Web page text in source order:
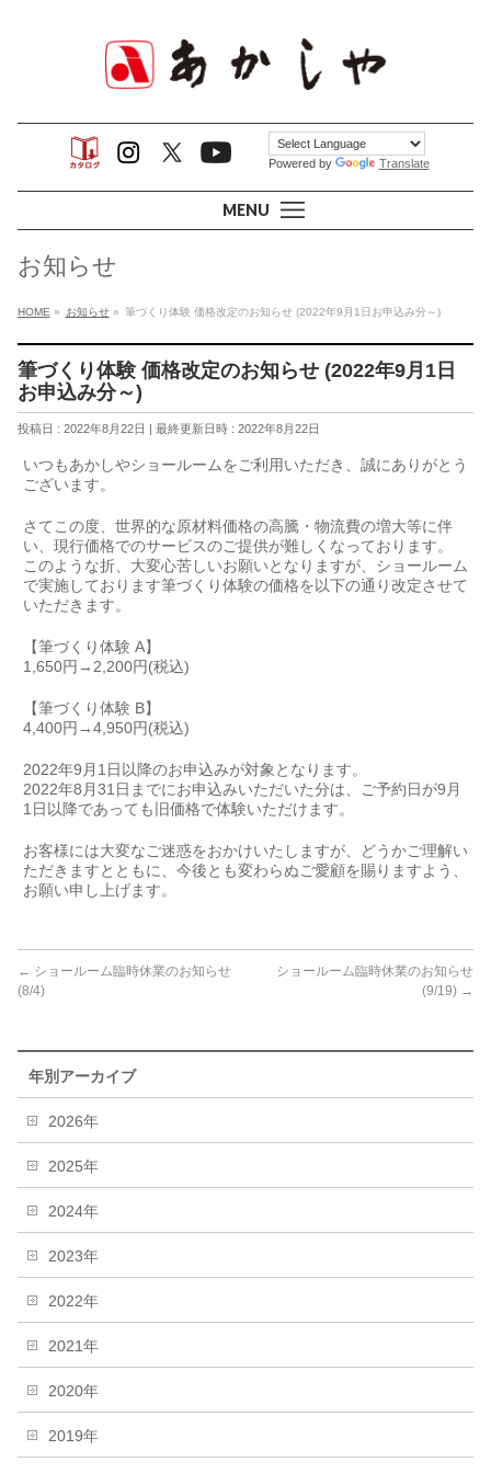
MENU
Powered by Translate
お知らせ
HOME » お知らせ» 筆づくり体験 価格改定のお知らせ (2022年9月1日お申込み分～)
筆づくり体験 価格改定のお知らせ (2022年9月1日
お申込み分～)
投稿日 : 2022年8月22日 最終更新日時 : 2022年8月22日
いつもあかしやショールームをご利用いただき、誠にありがとう
ございます。
さてこの度、世界的な原材料価格の高騰・物流費の増大等に伴
い、現行価格でのサービスのご提供が難しくなっております。
このような折、大変心苦しいお願いとなりますが、ショールーム
で実施しております筆づくり体験の価格を以下の通り改定させて
いただきます。
【筆づくり体験 A】
1,650円→2,200円(税込)
【筆づくり体験 B】
4,400円→4,950円(税込)
2022年9月1日以降のお申込みが対象となります。
2022年8月31日までにお申込みいただいた分は、ご予約日が9月
1日以降であっても旧価格で体験いただけます。
お客様には大変なご迷惑をおかけいたしますが、どうかご理解い
ただきますとともに、今後とも変わらぬご愛顧を賜りますよう、
お願い申し上げます。
← ショールーム臨時休業のお知らせ
(8/4)
ショールーム臨時休業のお知らせ
(9/19) →
年別アーカイブ
2026年
2025年
2024年
2023年
2022年
2021年
2020年
2019年